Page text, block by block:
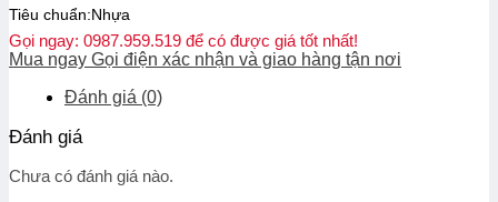
Tiêu chuẩn:Nhựa
Gọi ngay: 0987.959.519 để có được giá tốt nhất!
Mua ngay Gọi điện xác nhận và giao hàng tận nơi
Đánh giá (0)
Đánh giá
Chưa có đánh giá nào.